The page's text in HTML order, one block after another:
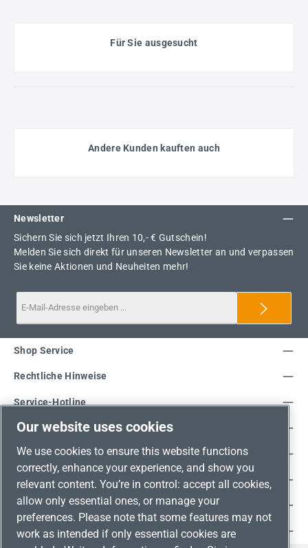
Für Sie ausgesucht
Andere Kunden kauften auch
Newsletter
Sichern Sie sich jetzt Ihren 10,- € Gutschein!
Melden Sie sich direkt für unseren Newsletter an und verpassen
Sie keine Aktionen und Neuheiten mehr!
Service-Hotline
Shop Service
Rechtliche Hinweise
Unsere Vorteile
Versandarten
Zahlungsarten
Adresse
Umweltschutz & Partnerschaft
Our website uses cookies
We use cookies to ensure this website functions
correctly, enhance your experience, and show you
relevant content. You’re in control: accept all cookies,
allow only essential ones, or manage your
preferences. Please note that some features may not
work as intended if only essential cookies are